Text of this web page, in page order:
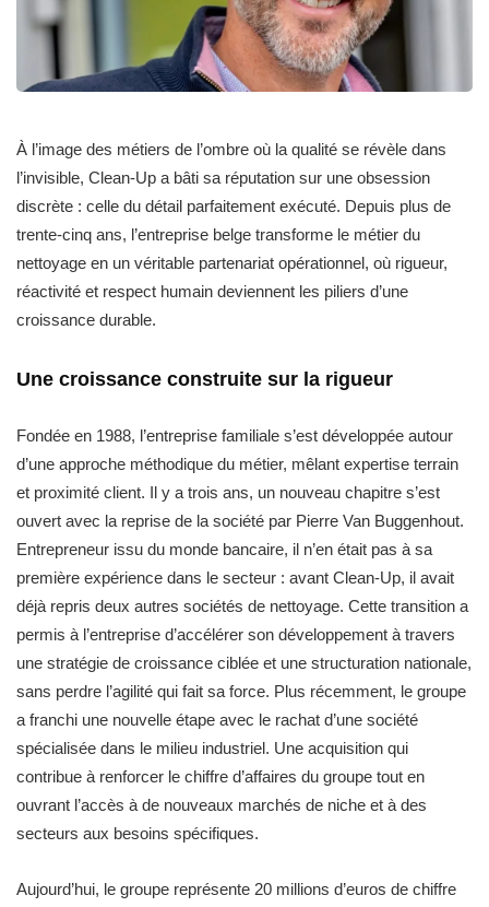
À l’image des métiers de l’ombre où la qualité se révèle dans
l’invisible, Clean-Up a bâti sa réputation sur une obsession
discrète : celle du détail parfaitement exécuté. Depuis plus de
trente-cinq ans, l’entreprise belge transforme le métier du
nettoyage en un véritable partenariat opérationnel, où rigueur,
réactivité et respect humain deviennent les piliers d’une
croissance durable.
Une croissance construite sur la rigueur
Fondée en 1988, l’entreprise familiale s’est développée autour
d’une approche méthodique du métier, mêlant expertise terrain
et proximité client. Il y a trois ans, un nouveau chapitre s’est
ouvert avec la reprise de la société par Pierre Van Buggenhout.
Entrepreneur issu du monde bancaire, il n’en était pas à sa
première expérience dans le secteur : avant Clean-Up, il avait
déjà repris deux autres sociétés de nettoyage. Cette transition a
permis à l’entreprise d’accélérer son développement à travers
une stratégie de croissance ciblée et une structuration nationale,
sans perdre l’agilité qui fait sa force. Plus récemment, le groupe
a franchi une nouvelle étape avec le rachat d’une société
spécialisée dans le milieu industriel. Une acquisition qui
contribue à renforcer le chiffre d’affaires du groupe tout en
ouvrant l’accès à de nouveaux marchés de niche et à des
secteurs aux besoins spécifiques.
Aujourd’hui, le groupe représente 20 millions d’euros de chiffre